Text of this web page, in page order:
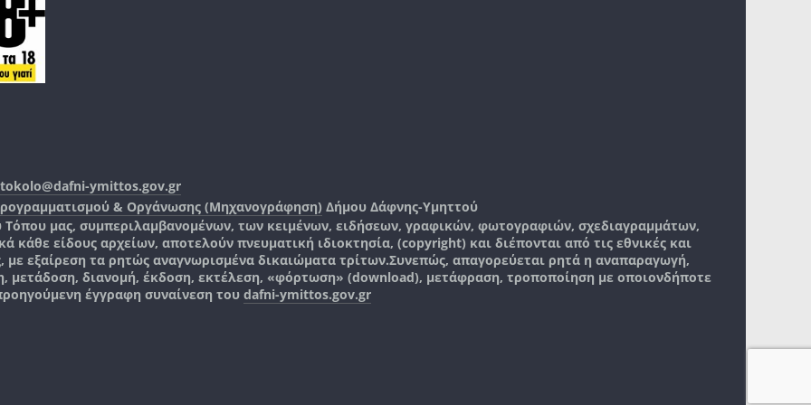
ymittos.gov.gr
& Οργάνωσης (Μηχανογράφηση) Δήμου Δάφνης-Υμηττού
Τόπου μας, συμπεριλαμβανομένων, των κειμένων, ειδήσεων, γραφικών, φωτογραφιών, σχεδιαγραμμάτων,
κάθε είδους αρχείων, αποτελούν πνευματική ιδιοκτησία, (copyright) και διέπονται από τις εθνικές και
με εξαίρεση τα ρητώς αναγνωρισμένα δικαιώματα τρίτων.Συνεπώς, απαγορεύεται ρητά η αναπαραγωγή,
διανομή, έκδοση, εκτέλεση, «φόρτωση» (download), μετάφραση, τροποποίηση με οποιονδήποτε
έγγραφη συναίνεση του dafni-ymittos.gov.gr